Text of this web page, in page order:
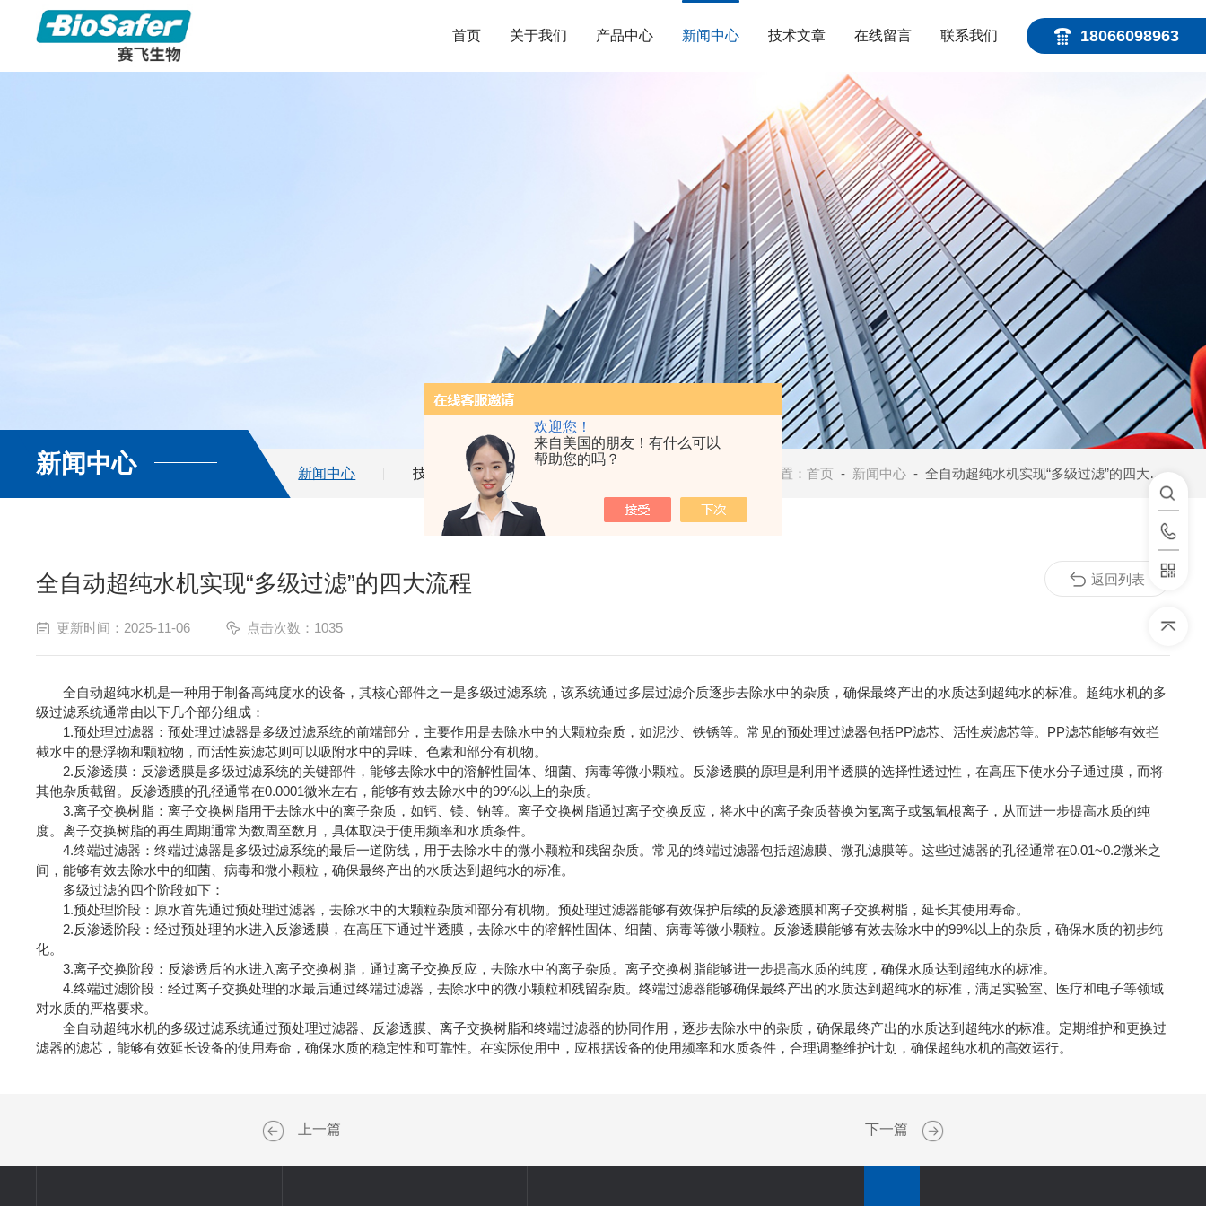
欢迎您！
来自美国的朋友！有什么可以
帮助您的吗？
18066098963
首页 关于我们 产品中心 新闻中心 技术文章 在线留言 联系我们
新闻中心 新闻中心 技术文章 当前位置：首页 - 新闻中心 - 全自动超纯水机实现“多级过滤”的四大流程
全自动超纯水机实现“多级过滤”的四大流程
更新时间：2025-11-06 点击次数：1035
全自动超纯水机是一种用于制备高纯度水的设备，其核心部件之一是多级过滤系统，该系统通过多层过滤介质逐步去除水中的杂质，确保最终产出的水质达到超纯水的标准。超纯水机的多
级过滤系统通常由以下几个部分组成：
1.预处理过滤器：预处理过滤器是多级过滤系统的前端部分，主要作用是去除水中的大颗粒杂质，如泥沙、铁锈等。常见的预处理过滤器包括PP滤芯、活性炭滤芯等。PP滤芯能够有效拦
截水中的悬浮物和颗粒物，而活性炭滤芯则可以吸附水中的异味、色素和部分有机物。
2.反渗透膜：反渗透膜是多级过滤系统的关键部件，能够去除水中的溶解性固体、细菌、病毒等微小颗粒。反渗透膜的原理是利用半透膜的选择性透过性，在高压下使水分子通过膜，而将
其他杂质截留。反渗透膜的孔径通常在0.0001微米左右，能够有效去除水中的99%以上的杂质。
3.离子交换树脂：离子交换树脂用于去除水中的离子杂质，如钙、镁、钠等。离子交换树脂通过离子交换反应，将水中的离子杂质替换为氢离子或氢氧根离子，从而进一步提高水质的纯
度。离子交换树脂的再生周期通常为数周至数月，具体取决于使用频率和水质条件。
4.终端过滤器：终端过滤器是多级过滤系统的最后一道防线，用于去除水中的微小颗粒和残留杂质。常见的终端过滤器包括超滤膜、微孔滤膜等。这些过滤器的孔径通常在0.01~0.2微米之
间，能够有效去除水中的细菌、病毒和微小颗粒，确保最终产出的水质达到超纯水的标准。
多级过滤的四个阶段如下：
1.预处理阶段：原水首先通过预处理过滤器，去除水中的大颗粒杂质和部分有机物。预处理过滤器能够有效保护后续的反渗透膜和离子交换树脂，延长其使用寿命。
2.反渗透阶段：经过预处理的水进入反渗透膜，在高压下通过半透膜，去除水中的溶解性固体、细菌、病毒等微小颗粒。反渗透膜能够有效去除水中的99%以上的杂质，确保水质的初步纯
化。
3.离子交换阶段：反渗透后的水进入离子交换树脂，通过离子交换反应，去除水中的离子杂质。离子交换树脂能够进一步提高水质的纯度，确保水质达到超纯水的标准。
4.终端过滤阶段：经过离子交换处理的水最后通过终端过滤器，去除水中的微小颗粒和残留杂质。终端过滤器能够确保最终产出的水质达到超纯水的标准，满足实验室、医疗和电子等领域
对水质的严格要求。
全自动超纯水机的多级过滤系统通过预处理过滤器、反渗透膜、离子交换树脂和终端过滤器的协同作用，逐步去除水中的杂质，确保最终产出的水质达到超纯水的标准。定期维护和更换过
滤器的滤芯，能够有效延长设备的使用寿命，确保水质的稳定性和可靠性。在实际使用中，应根据设备的使用频率和水质条件，合理调整维护计划，确保超纯水机的高效运行。
返回列表
上一篇 下一篇